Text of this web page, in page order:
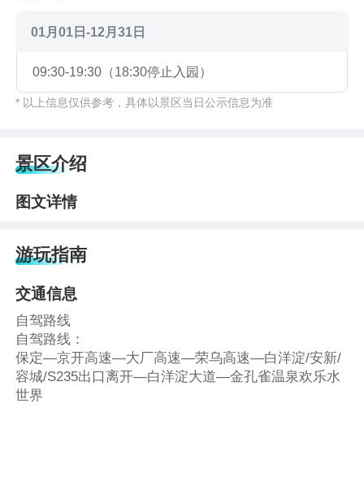
01月01日-12月31日
09:30-19:30（18:30停止入园）
* 以上信息仅供参考，具体以景区当日公示信息为准
景区介绍
图文详情
游玩指南
交通信息
自驾路线
自驾路线：
保定—京开高速—大厂高速—荣乌高速—白洋淀/安新/
容城/S235出口离开—白洋淀大道—金孔雀温泉欢乐水
世界